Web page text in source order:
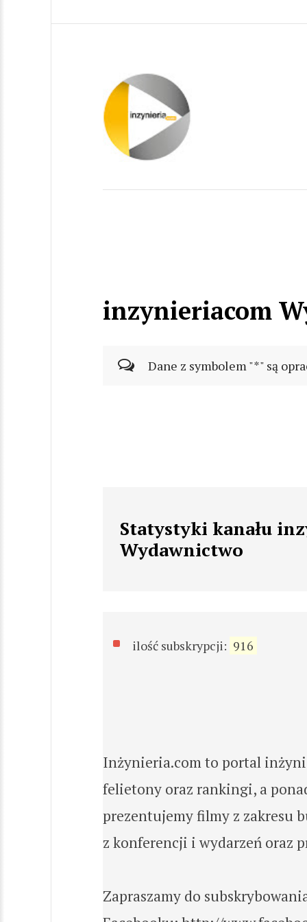
inzynieriacom
Dane z symbolem "*" są
Statystyki kanału
Wydawnictwo
ilość subskrypcji: 916
Inżynieria.com to portal
felietony oraz rankingi, a
prezentujemy filmy z zakresu
z konferencji i wydarzeń oraz
Zapraszamy do